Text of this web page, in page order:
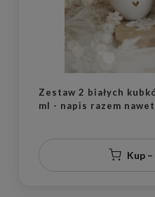
Zestaw 2 białych
ml - napis razem
Kup –